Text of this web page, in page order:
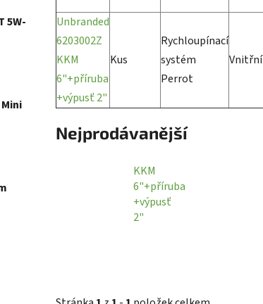
5W-
Unbranded
6203002Z
KKM
6"+příruba
+výpusť 2"
Kus
Rychloupínací
systém
Perrot
Vnitřní
Nejprodávanější
KKM
6"+příruba
+výpusť
2"